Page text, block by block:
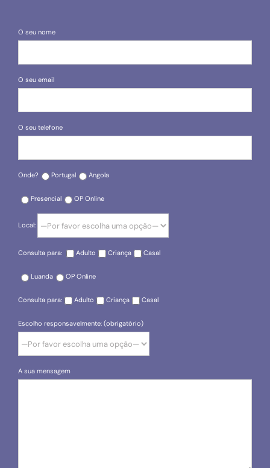
O seu nome
O seu email
O seu telefone
Onde? Portugal Angola
Presencial OP Online
Local:
Consulta para: Adulto Criança Casal
Luanda OP Online
Consulta para: Adulto Criança Casal
Escolho responsavelmente: (obrigatório)
A sua mensagem